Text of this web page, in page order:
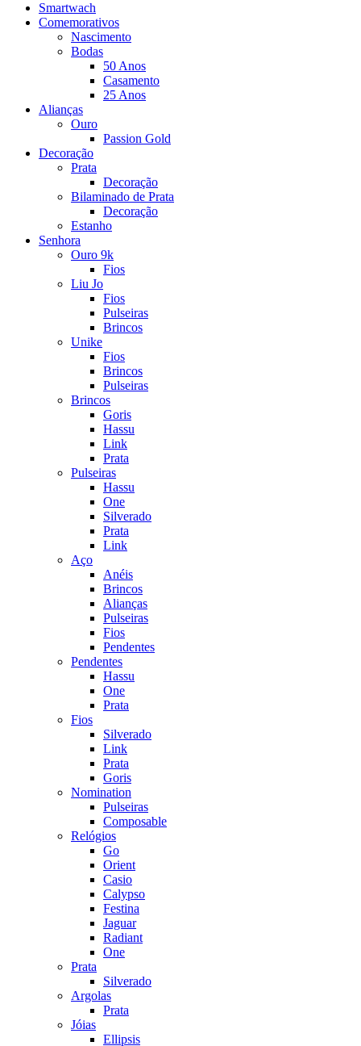
Smartwach
Comemorativos
Nascimento
Bodas
50 Anos
Casamento
25 Anos
Alianças
Ouro
Passion Gold
Decoração
Prata
Decoração
Bilaminado de Prata
Decoração
Estanho
Senhora
Ouro 9k
Fios
Liu Jo
Fios
Pulseiras
Brincos
Unike
Fios
Brincos
Pulseiras
Brincos
Goris
Hassu
Link
Prata
Pulseiras
Hassu
One
Silverado
Prata
Link
Aço
Anéis
Brincos
Alianças
Pulseiras
Fios
Pendentes
Pendentes
Hassu
One
Prata
Fios
Silverado
Link
Prata
Goris
Nomination
Pulseiras
Composable
Relógios
Go
Orient
Casio
Calypso
Festina
Jaguar
Radiant
One
Prata
Silverado
Argolas
Prata
Jóias
Ellipsis